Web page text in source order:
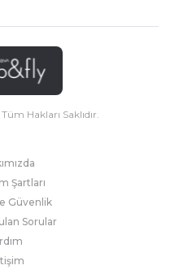
Hakları Saklıdır.
Şartları
Güvenlik
Sorular